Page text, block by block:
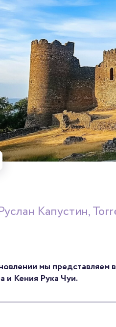
Капустин,
мы представляем
и Кения Рука Чуи.